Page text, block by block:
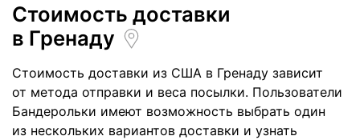
Стоимость доставки
в Гренаду
Стоимость доставки из США в Гренаду зависит
от метода отправки и веса посылки. Пользователи
Бандерольки имеют возможность выбрать один
из нескольких вариантов доставки и узнать